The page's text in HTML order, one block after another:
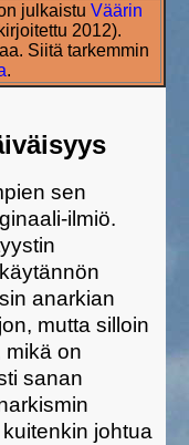
julkaistu Väärin
2012).
Siitä tarkemmin
.
sen
ilmiö.
anarkian
mutta silloin
mikä on
sanan
johtua